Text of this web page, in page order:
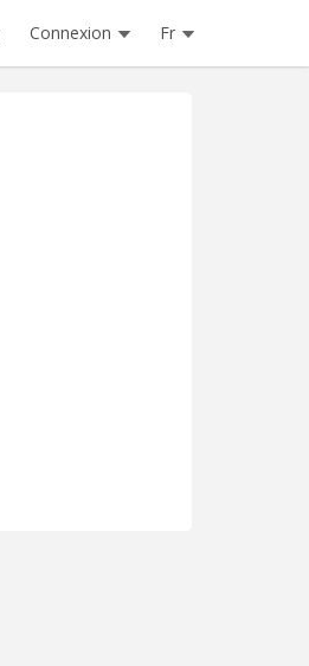
Connexion Fr